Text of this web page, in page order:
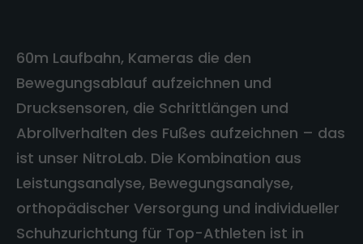
60m Laufbahn, Kameras die den
Bewegungsablauf aufzeichnen und
Drucksensoren, die Schrittlängen und
Abrollverhalten des Fußes aufzeichnen – das
ist unser NitroLab. Die Kombination aus
Leistungsanalyse, Bewegungsanalyse,
orthopädischer Versorgung und individueller
Schuhzurichtung für Top-Athleten ist in